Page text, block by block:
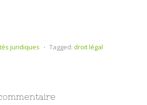
juridiques ⋅ Tagged: droit légal